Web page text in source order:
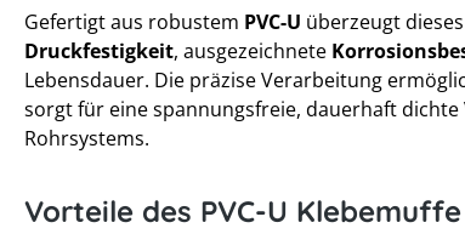
Gefertigt aus robustem PVC-U überzeugt
Druckfestigkeit, ausgezeichnete
Lebensdauer. Die präzise Verarbeitung
sorgt für eine spannungsfreie, dauerhaft
Rohrsystems.
Vorteile des PVC-U Klebemuffe